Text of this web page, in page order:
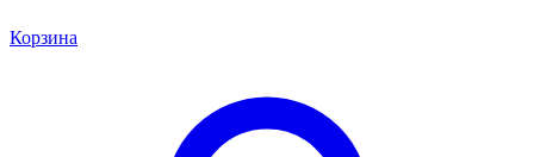
Корзина